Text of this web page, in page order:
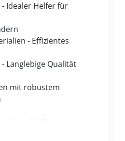
Idealer Helfer für
- Effizientes
Langlebige Qualität
mit robustem
für Ihre